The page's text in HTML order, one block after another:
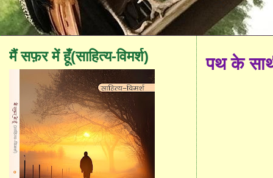
पथ के
मैं सफ़र में हूँ(साहित्य-विमर्श)